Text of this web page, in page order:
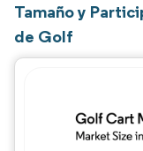
Tamaño y
de Golf